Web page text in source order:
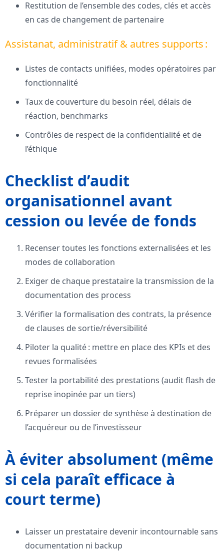
Restitution de l’ensemble des codes, clés et accès
en cas de changement de partenaire
Assistanat, administratif & autres supports :
Listes de contacts unifiées, modes opératoires par
fonctionnalité
Taux de couverture du besoin réel, délais de
réaction, benchmarks
Contrôles de respect de la confidentialité et de
l’éthique
Checklist d’audit
organisationnel avant
cession ou levée de fonds
Recenser toutes les fonctions externalisées et les
modes de collaboration
Exiger de chaque prestataire la transmission de la
documentation des process
Vérifier la formalisation des contrats, la présence
de clauses de sortie/réversibilité
Piloter la qualité : mettre en place des KPIs et des
revues formalisées
Tester la portabilité des prestations (audit flash de
reprise inopinée par un tiers)
Préparer un dossier de synthèse à destination de
l’acquéreur ou de l’investisseur
À éviter absolument (même
si cela paraît efficace à
court terme)
Laisser un prestataire devenir incontournable sans
documentation ni backup